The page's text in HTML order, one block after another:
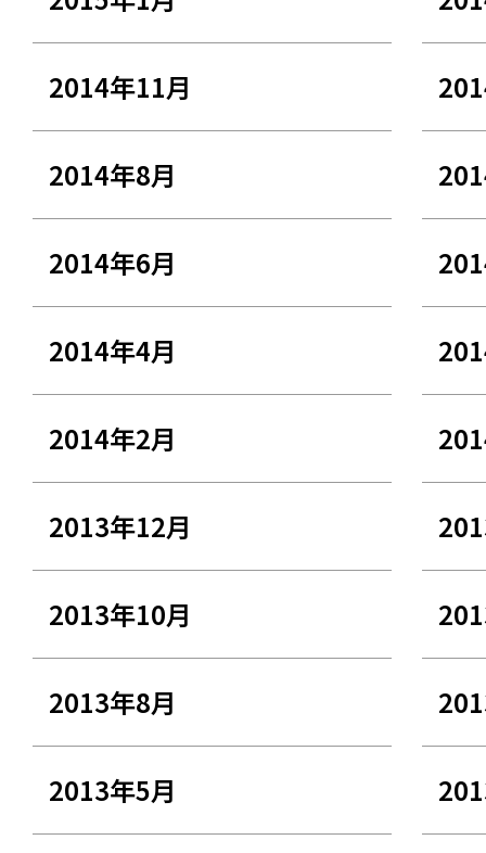
2014年11月
2014年8月
2014年6月
2014年4月
2014年2月
2013年12月
2013年10月
2013年8月
2013年5月